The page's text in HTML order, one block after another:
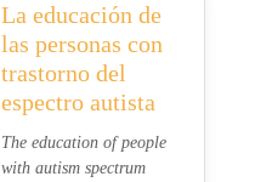
La educación de
las personas con
trastorno del
espectro autista
The education of people
with autism spectrum